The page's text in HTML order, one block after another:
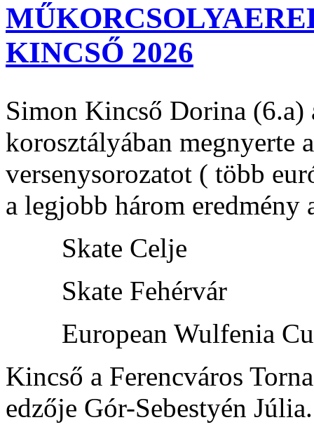
KINCSŐ 2026
Simon Kincső Dorina (6.a)
korosztályában megnyerte
versenysorozatot ( több
a legjobb három
Skate Celje
Skate
European Wulfenia
Kincső a Ferencváros
edzője Gór-Sebestyén Júlia.